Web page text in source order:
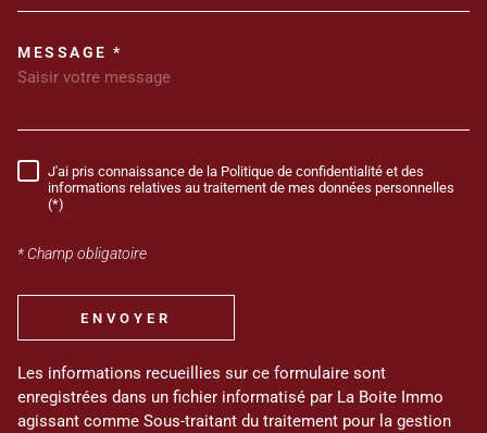
TRAD_MELTEM_VOREDEMANDE
MESSAGE *
RÈGLEMENTATION
J'ai pris connaissance de la Politique de confidentialité et des
informations relatives au traitement de mes données personnelles
(*)
* Champ obligatoire
ENVOYER
Les informations recueillies sur ce formulaire sont
enregistrées dans un fichier informatisé par La Boite Immo
agissant comme Sous-traitant du traitement pour la gestion